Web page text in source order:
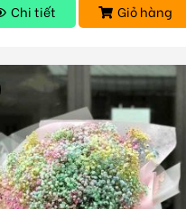
Chi tiết Giỏ hàng